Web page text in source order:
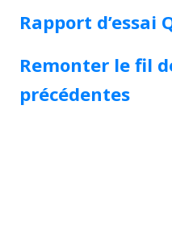
Rapport d’essai
Remonter le fil
précédentes